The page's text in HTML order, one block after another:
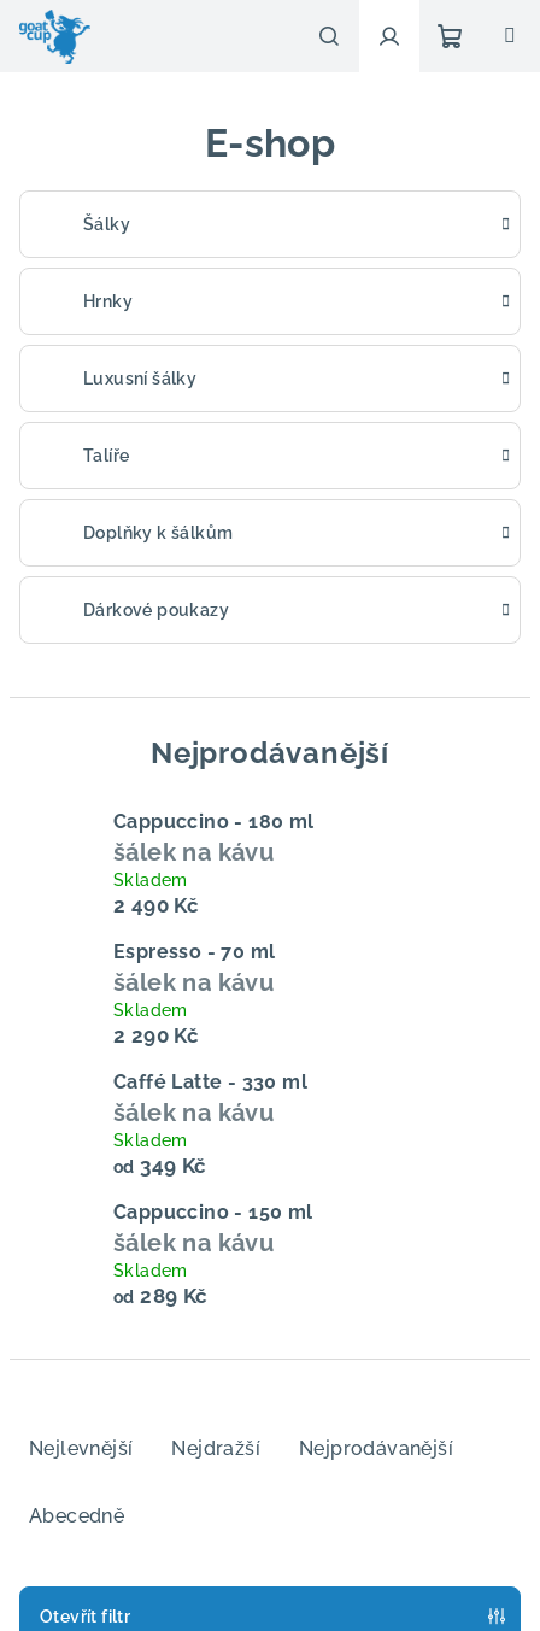
E-shop
Šálky
Hrnky
Luxusní šálky
Talíře
Doplňky k šálkům
Dárkové poukazy
Nejprodávanější
Cappuccino - 180 ml
šálek na kávu
Skladem
2 490 Kč
Espresso - 70 ml
šálek na kávu
Skladem
2 290 Kč
Caffé Latte - 330 ml
šálek na kávu
Skladem
od 349 Kč
Cappuccino - 150 ml
šálek na kávu
Skladem
od 289 Kč
Nejlevnější Nejdražší Nejprodávanější
Abecedně
Otevřít filtr